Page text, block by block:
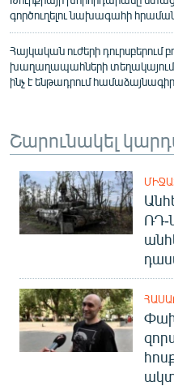
գործուղելու նախագահի
Հայկական ուժերի դուրսբերում
խաղաղապահների
ինչ է ենթադրում
Շարունակել
ՌԴ-